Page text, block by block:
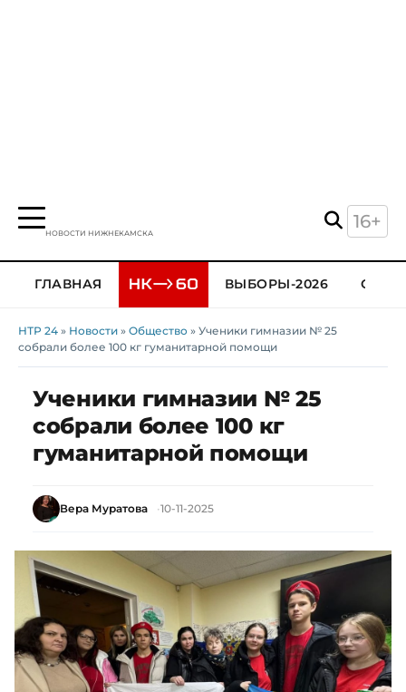
НОВОСТИ НИЖНЕКАМСКА
16+
ГЛАВНАЯ ВЫБОРЫ-2026
НТР 24 » Новости » Общество » Ученики гимназии № 25
собрали более 100 кг гуманитарной помощи
Ученики гимназии № 25
собрали более 100 кг
гуманитарной помощи
Вера Муратова 10-11-2025